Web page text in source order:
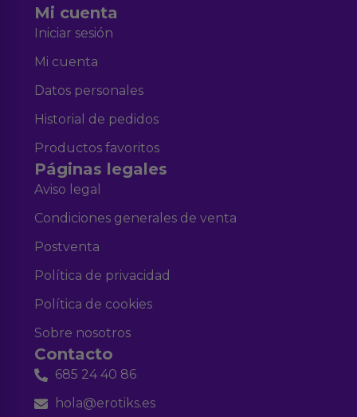
Mi cuenta
Iniciar sesión
Mi cuenta
Datos personales
Historial de pedidos
Productos favoritos
Páginas legales
Aviso legal
Condiciones generales de venta
Postventa
Política de privacidad
Política de cookies
Sobre nosotros
Contacto
685 24 40 86
hola@erotiks.es